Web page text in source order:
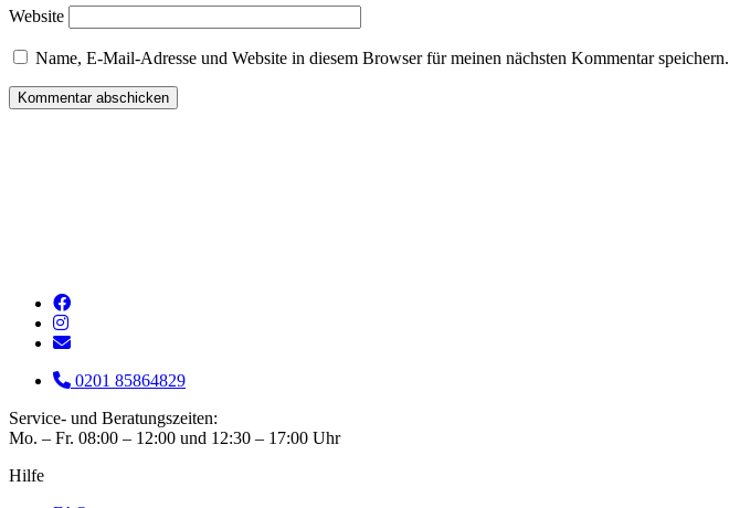
Website
Name, E-Mail-Adresse und Website in diesem Browser für meinen nächsten Kommentar speichern.
0201 85864829
Service- und Beratungszeiten:
Mo. – Fr. 08:00 – 12:00 und 12:30 – 17:00 Uhr
Hilfe